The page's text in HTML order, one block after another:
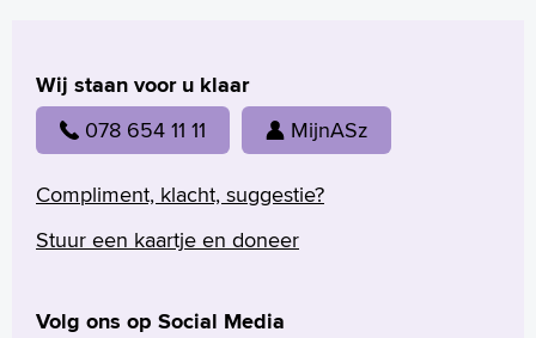
Wij staan voor u klaar
078 654 11 11 MijnASz
Compliment, klacht, suggestie?
Stuur een kaartje en doneer
Volg ons op Social Media